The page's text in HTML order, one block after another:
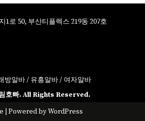
1로 50, 부산티플렉스 219동 207호
방알바/ 유흥알바/ 여자알바
호빠. All Rights Reserved.
| Powered byWordPress